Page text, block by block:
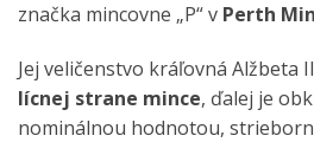
značka mincovne „P“ v Perth
Jej veličenstvo kráľovná Alžbeta
lícnej strane mince, ďalej je
nominálnou hodnotou,